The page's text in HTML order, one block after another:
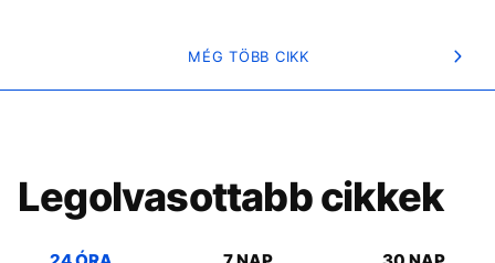
MÉG TÖBB CIKK
Legolvasottabb cikkek